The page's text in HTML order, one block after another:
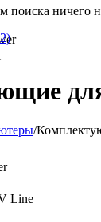
Line
поиска ничего
/